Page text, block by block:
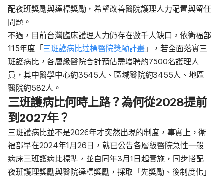
配夜班獎勵與達標獎勵，希望改善醫院護理人力配置與留任
問題。
不過，目前台灣臨床護理人力仍存在數千人缺口。依衛福部
115年度「三班護病比達標醫院獎勵計畫 」，若全面落實三
班護病比，各層級醫院合計預估需增聘約7500名護理人
員，其中醫學中心約3545人、區域醫院約3455人、地區
醫院約582人。
三班護病比何時上路？為何從2028提前
到2027年？
三班護病比並不是2026年才突然出現的制度，事實上，衛
福部早在2024年1月26日，就已公告各層級醫院急性一般
病床三班護病比標準，並自同年3月1日起實施，同步搭配
夜班護理獎勵與醫院達標獎勵，採取「先獎勵、後制度化」